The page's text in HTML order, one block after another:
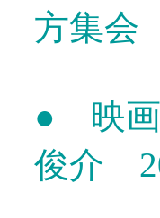
方集会
● 映画
俊介